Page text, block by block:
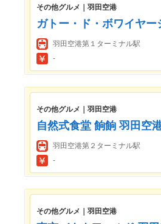
その他グルメ｜羽田空港
ガトー・ド・ボワイヤ
羽田空港第１ターミナル駅
-
その他グルメ｜羽田空港
自然式食堂 餉餉 羽田空
羽田空港第２ターミナル駅
-
その他グルメ｜羽田空港